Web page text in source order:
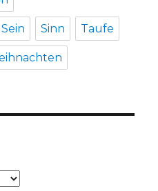
Sein Sinn Taufe